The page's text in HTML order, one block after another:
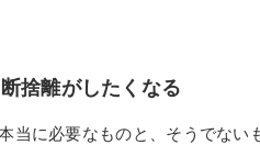
捨離がしたくなる
当に必要なものと、そうでない